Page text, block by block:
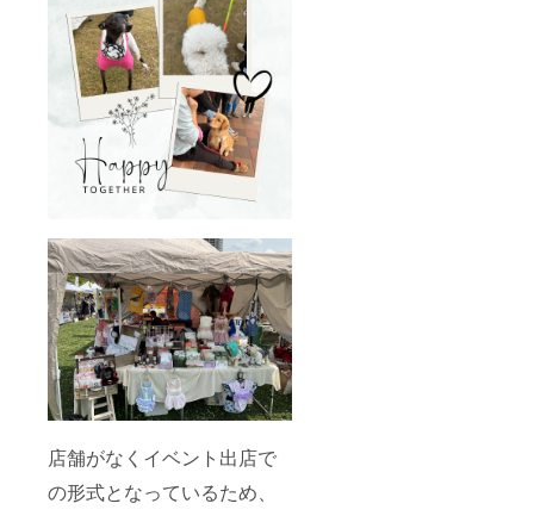
店舗がなくイベント出店で
の形式となっているため、